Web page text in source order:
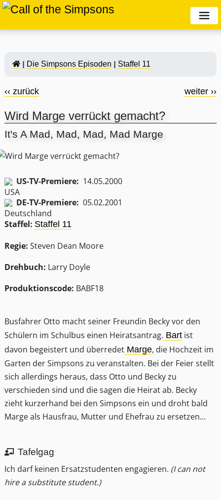
Die Simpsons Episoden Staffel 11
‹‹ zurück weiter ››
Wird Marge verrückt gemacht?
It's A Mad, Mad, Mad, Mad Marge
US-TV-Premiere: 14.05.2000
DE-TV-Premiere: 05.02.2001
Staffel: Staffel 11
Regie: Steven Dean Moore
Drehbuch: Larry Doyle
Produktionscode: BABF18
Busfahrer Otto macht seiner Freundin Becky vor den
Schülern im Schulbus einen Heiratsantrag. Bart ist
davon begeistert und überredet Marge, die Hochzeit im
Garten der Simpsons zu veranstalten. Bei der Feier stellt
sich allerdings heraus, dass Otto und Becky zu
verschieden sind und die sagen die Heirat ab. Becky
zieht kurzerhand bei den Simpsons ein und droht bald
Marge als Hausfrau, Mutter und Ehefrau zu ersetzen...
Tafelgag
Ich darf keinen Ersatzstudenten engagieren. (I can not
hire a substitute student.)